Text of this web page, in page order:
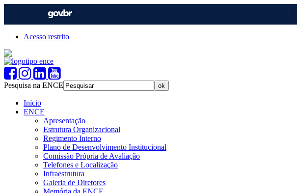
Acesso restrito
Pesquisa na ENCE
Início
ENCE
Apresentação
Estrutura Organizacional
Regimento Interno
Plano de Desenvolvimento Institucional
Comissão Própria de Avaliação
Telefones e Localização
Infraestrutura
Galeria de Diretores
Memória da ENCE